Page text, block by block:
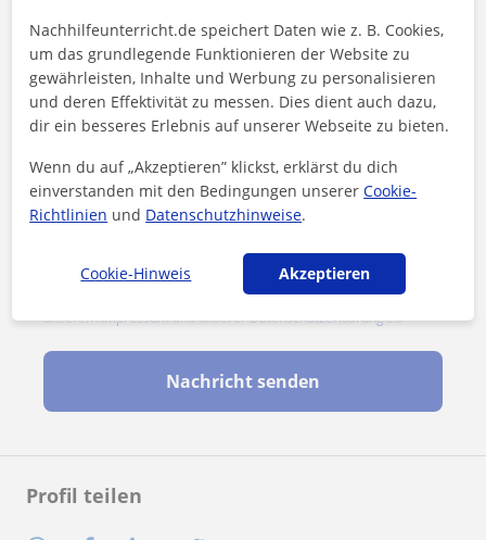
Profil teilen
unseremImpressumund unsererDatenschutzerklärungzu
Nachricht senden
Nachhilfeunterricht.de speichert Daten wie z. B. Cookies,
um das grundlegende Funktionieren der Website zu
gewährleisten, Inhalte und Werbung zu personalisieren
und deren Effektivität zu messen. Dies dient auch dazu,
dir ein besseres Erlebnis auf unserer Webseite zu bieten.
Wenn du auf „Akzeptieren” klickst, erklärst du dich
einverstanden mit den Bedingungen unsererCookie-
Richtlinien und Datenschutzhinweise.
Cookie-Hinweis Akzeptieren